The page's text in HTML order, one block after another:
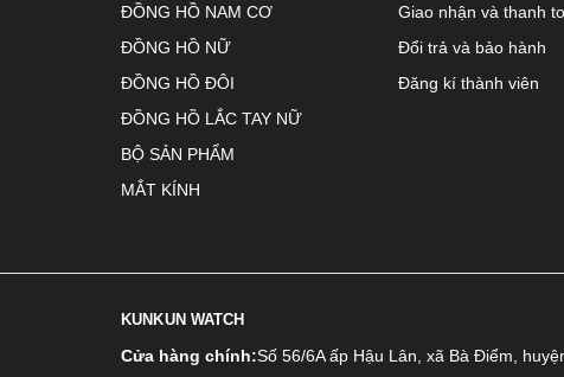
ĐỒNG HỒ NAM CƠ
ĐỒNG HỒ NỮ
ĐỒNG HỒ ĐÔI
ĐỒNG HỒ LẮC TAY NỮ
BỘ SẢN PHẨM
MẮT KÍNH
Giao nhận và thanh
Đổi trả và bảo hành
Đăng kí thành viên
KUNKUN WATCH
Cửa hàng chính:Số 56/6A ấp Hậu Lân, xã Bà Điểm,